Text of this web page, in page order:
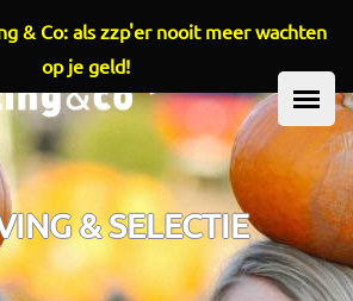
de inhoud gaan
& SELECTIE
& Co: als zzp'er nooit meer wachten
op je geld!